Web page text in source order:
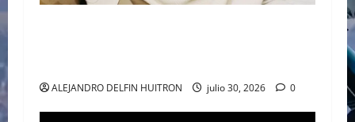
ALEJANDRO DELFIN HUITRON julio 30, 2026 0